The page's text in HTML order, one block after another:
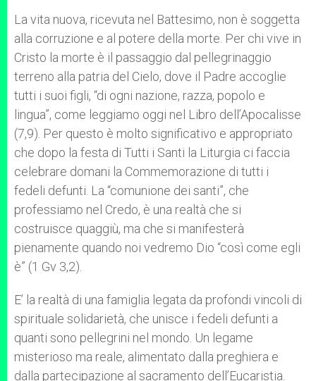
La vita nuova, ricevuta nel Battesimo, non è soggetta
alla corruzione e al potere della morte. Per chi vive in
Cristo la morte è il passaggio dal pellegrinaggio
terreno alla patria del Cielo, dove il Padre accoglie
tutti i suoi figli, “di ogni nazione, razza, popolo e
lingua”, come leggiamo oggi nel Libro dell’Apocalisse
(7,9). Per questo è molto significativo e appropriato
che dopo la festa di Tutti i Santi la Liturgia ci faccia
celebrare domani la Commemorazione di tutti i
fedeli defunti. La “comunione dei santi”, che
professiamo nel Credo, è una realtà che si
costruisce quaggiù, ma che si manifesterà
pienamente quando noi vedremo Dio “così come egli
è” (1 Gv 3,2).
E’ la realtà di una famiglia legata da profondi vincoli di
spirituale solidarietà, che unisce i fedeli defunti a
quanti sono pellegrini nel mondo. Un legame
misterioso ma reale, alimentato dalla preghiera e
dalla partecipazione al sacramento dell’Eucaristia.